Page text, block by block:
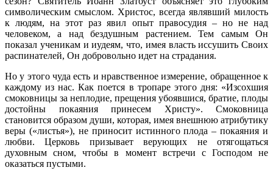
символическим смыслом. Христос, всегда являвший милость
к людям, на этот раз явил опыт правосудия – но не над
человеком, а над бездушным растением. Тем самым Он
показал ученикам и иудеям, что, имея власть иссушить Своих
распинателей, Он добровольно идет на страдания.
Но у этого чуда есть и нравственное измерение, обращенное к
каждому из нас. Как поется в тропаре этого дня: «Изсохшия
смоковницы за неплодие, прещения убоявшися, братие, плоды
достойны покаяния принесем Христу». Смоковница
становится образом души, которая, имея внешнюю атрибутику
веры («листья»), не приносит истинного плода – покаяния и
любви. Церковь призывает верующих не отягощаться
духовным сном, чтобы в момент встречи с Господом не
оказаться пустыми.